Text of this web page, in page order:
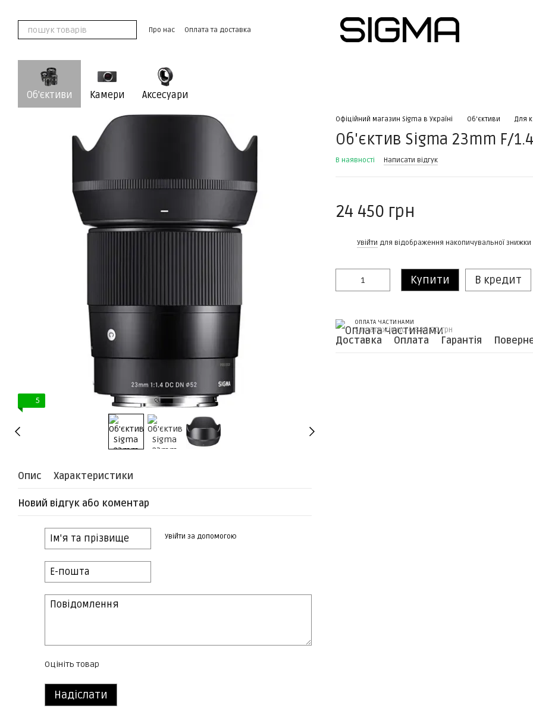
Про нас
Оплата та доставка
Об'єктиви Камери Аксесуари
5
Опис Характеристики
Новий відгук або коментар
Увійти за допомогою
Оцініть товар
Надіслати
Офіційний магазин Sigma в Україні Об'єктиви Для
Об'єктив Sigma 23mm F/
В наявності Написати відгук
24 450 грн
Увійти для відображення накопичувальної знижки
Купити В кредит
ОПЛАТА ЧАСТИНАМИ
5 платежів по 4 890.00 грн
Доставка Оплата Гарантія